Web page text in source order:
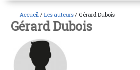
Accueil / Les auteurs / Gérard Dubois
Gérard Dubois